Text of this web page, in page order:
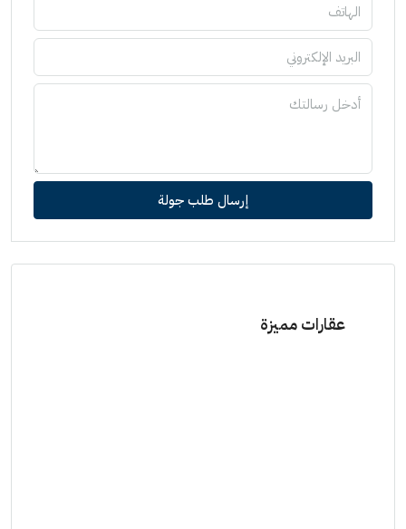
إرسال طلب جولة
عقارات مميزة